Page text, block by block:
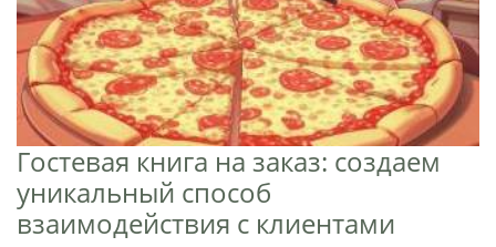
Гостевая книга на заказ: создаем
уникальный способ
взаимодействия с клиентами